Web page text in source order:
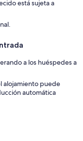
está sujeta a
a los huéspedes a
alojamiento puede
automática